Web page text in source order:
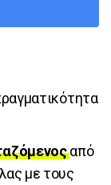
από
με τους